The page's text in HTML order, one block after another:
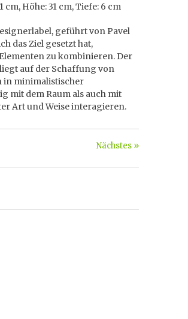
Höhe: 31 cm, Tiefe: 6 cm
geführt von Pavel
das Ziel gesetzt hat,
zu kombinieren. Der
auf der Schaffung von
minimalistischer
mit dem Raum als auch mit
Art und Weise interagieren.
Nächstes »